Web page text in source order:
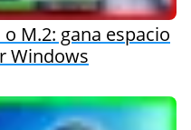
M.2: gana espacio
Windows